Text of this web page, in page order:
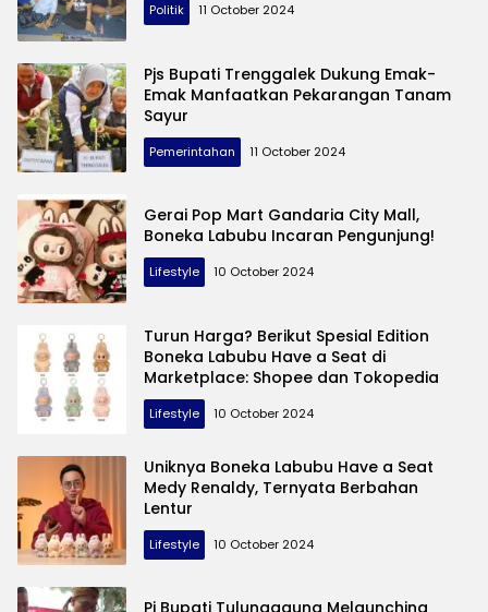
Politik 11 October 2024
Pjs Bupati Trenggalek Dukung Emak-
Emak Manfaatkan Pekarangan Tanam
Sayur
Pemerintahan 11 October 2024
Gerai Pop Mart Gandaria City Mall,
Boneka Labubu Incaran Pengunjung!
Lifestyle 10 October 2024
Turun Harga? Berikut Spesial Edition
Boneka Labubu Have a Seat di
Marketplace: Shopee dan Tokopedia
Lifestyle 10 October 2024
Uniknya Boneka Labubu Have a Seat
Medy Renaldy, Ternyata Berbahan
Lentur
Lifestyle 10 October 2024
Pj Bupati Tulungagung Melaunching